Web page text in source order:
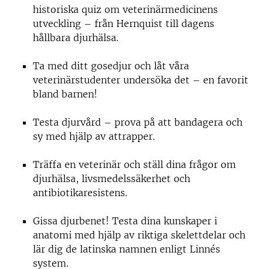
historiska quiz om veterinärmedicinens
utveckling – från Hernquist till dagens
hållbara djurhälsa.
Ta med ditt gosedjur och låt våra
veterinärstudenter undersöka det – en favorit
bland barnen!
Testa djurvård – prova på att bandagera och
sy med hjälp av attrapper.
Träffa en veterinär och ställ dina frågor om
djurhälsa, livsmedelssäkerhet och
antibiotikaresistens.
Gissa djurbenet! Testa dina kunskaper i
anatomi med hjälp av riktiga skelettdelar och
lär dig de latinska namnen enligt Linnés
system.